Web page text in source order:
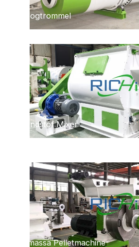
Droogtrommel
Grondstof Mixer
Biomassa Pelletmachine